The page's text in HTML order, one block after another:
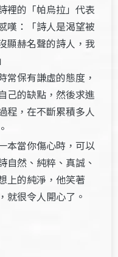
裡的「帕烏拉」代表
嘆：「詩人是渴望被
顯赫名聲的詩人，我
常保有謙虛的態度，
己的缺點，然後求進
程，在不斷累積多人
本當你傷心時，可以
自然、純粹、真誠、
上的純淨，他笑著
就很令人開心了。